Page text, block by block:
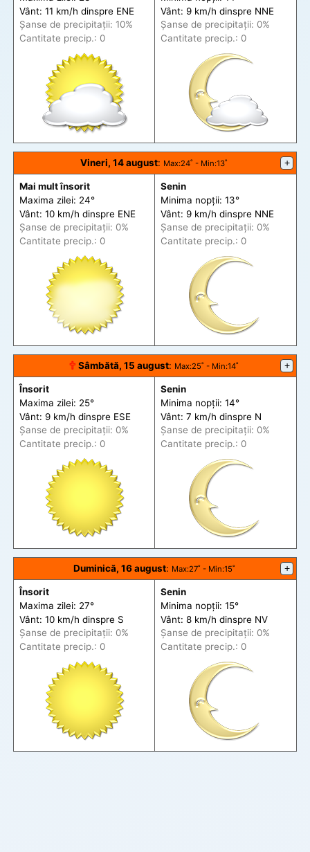
Vânt: 11 km/h dinspre ENE
Șanse de precipitații: 10%
Cantitate precip.: 0
Vânt: 9 km/h dinspre NNE
Șanse de precipitații: 0%
Cantitate precip.: 0
Vineri, 14 august: Max:24˚ - Min:13˚ +
Mai mult însorit
Maxima zilei: 24°
Vânt: 10 km/h dinspre ENE
Șanse de precipitații: 0%
Cantitate precip.: 0
Senin
Minima nopții: 13°
Vânt: 9 km/h dinspre NNE
Șanse de precipitații: 0%
Cantitate precip.: 0
🕆 Sâmbătă, 15 august: Max:25˚ - Min:14˚ +
Însorit
Maxima zilei: 25°
Vânt: 9 km/h dinspre ESE
Șanse de precipitații: 0%
Cantitate precip.: 0
Senin
Minima nopții: 14°
Vânt: 7 km/h dinspre N
Șanse de precipitații: 0%
Cantitate precip.: 0
Duminică, 16 august: Max:27˚ - Min:15˚ +
Însorit
Maxima zilei: 27°
Vânt: 10 km/h dinspre S
Șanse de precipitații: 0%
Cantitate precip.: 0
Senin
Minima nopții: 15°
Vânt: 8 km/h dinspre NV
Șanse de precipitații: 0%
Cantitate precip.: 0